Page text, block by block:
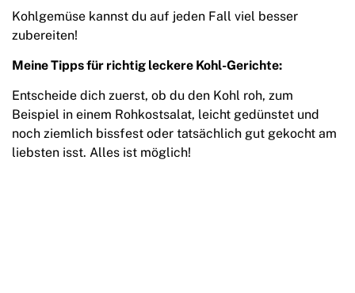
Kohlgemüse kannst du auf jeden Fall viel besser
zubereiten!
Meine Tipps für richtig leckere Kohl-Gerichte:
Entscheide dich zuerst, ob du den Kohl roh, zum
Beispiel in einem Rohkostsalat, leicht gedünstet und
noch ziemlich bissfest oder tatsächlich gut gekocht am
liebsten isst. Alles ist möglich!